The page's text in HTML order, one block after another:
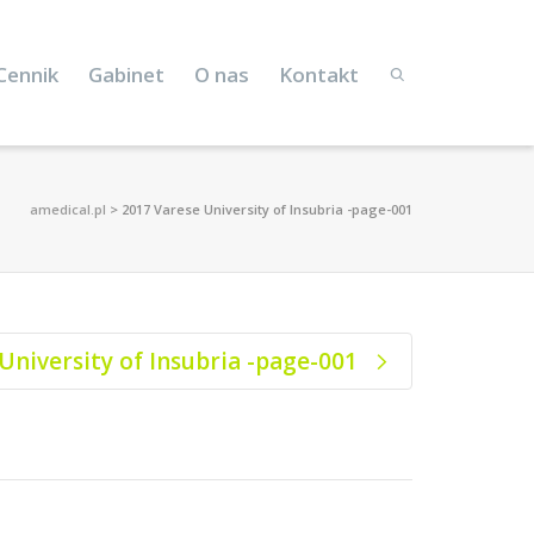
Gabinet O nas Kontakt
amedical.pl > 2017 Varese University of Insubria -page-001
of Insubria -page-001